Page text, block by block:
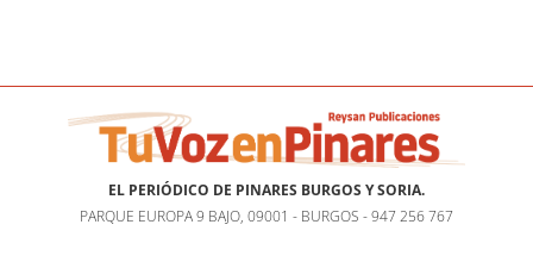
EL PERIÓDICO DE PINARES BURGOS Y SORIA.
PARQUE EUROPA 9 BAJO, 09001 - BURGOS - 947 256 767